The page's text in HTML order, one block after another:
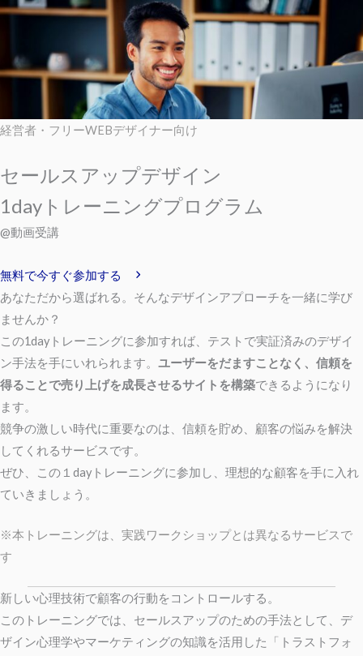
経営者・フリーWEBデザイナー向け
セールスアップデザイン
1dayトレーニングプログラム
@動画受講
無料で今すぐ参加する
あなただから選ばれる。そんなデザインアプローチを一緒に学び
ませんか？
この1dayトレーニングに参加すれば、テストで実証済みのデザイ
ン手法を手にいれられます。 ユーザーをだますことなく、信頼を
得ることで売り上げを成長させるサイトを構築できるようになり
ます。
競争の激しい時代に重要なのは、信頼を貯め、顧客の悩みを解決
してくれるサービスです。
ぜひ、この１dayトレーニングに参加し、理想的な顧客を手に入れ
ていきましょう。
※本トレーニングは、実践ワークショップとは異なるサービスで
す
新しい心理技術で顧客の行動をコントロールする。
このトレーニングでは、セールスアップのための手法として、デ
ザイン心理学やマーケティングの知識を活用した「トラストフォ